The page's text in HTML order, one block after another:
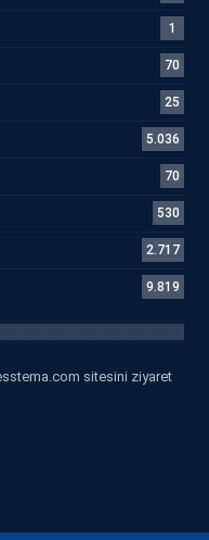
1
70
25
5.036
70
530
2.717
9.819
sitesini ziyaret